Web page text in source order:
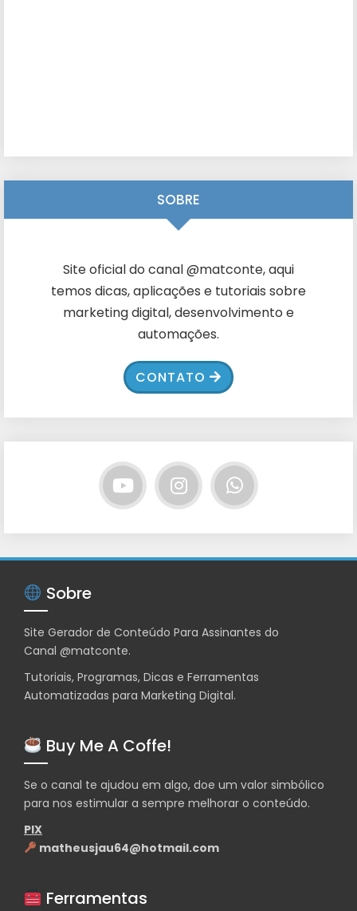
SOBRE
Site oficial do canal @matconte, aqui
temos dicas, aplicações e tutoriais sobre
marketing digital, desenvolvimento e
automações.
CONTATO
Sobre
Site Gerador de Conteúdo Para Assinantes do
Canal @matconte.
Tutoriais, Programas, Dicas e Ferramentas
Automatizadas para Marketing Digital.
Buy Me A Coffe!
Se o canal te ajudou em algo, doe um valor simbólico
para nos estimular a sempre melhorar o conteúdo.
PIX
matheusjau64@hotmail.com
Ferramentas